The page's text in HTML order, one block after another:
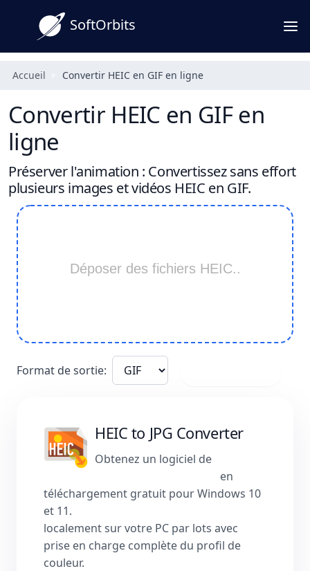
SoftOrbits
Accueil Convertir HEIC en GIF en ligne
Convertir HEIC en GIF en
ligne
Préserver l'animation : Convertissez sans effort
plusieurs images et vidéos HEIC en GIF.
Déposer des fichiers HEIC..
Format de sortie:
HEIC to JPG Converter
Obtenez un logiciel de
en
téléchargement gratuit pour Windows 10
et 11.
localement sur votre PC par lots avec
prise en charge complète du profil de
couleur.